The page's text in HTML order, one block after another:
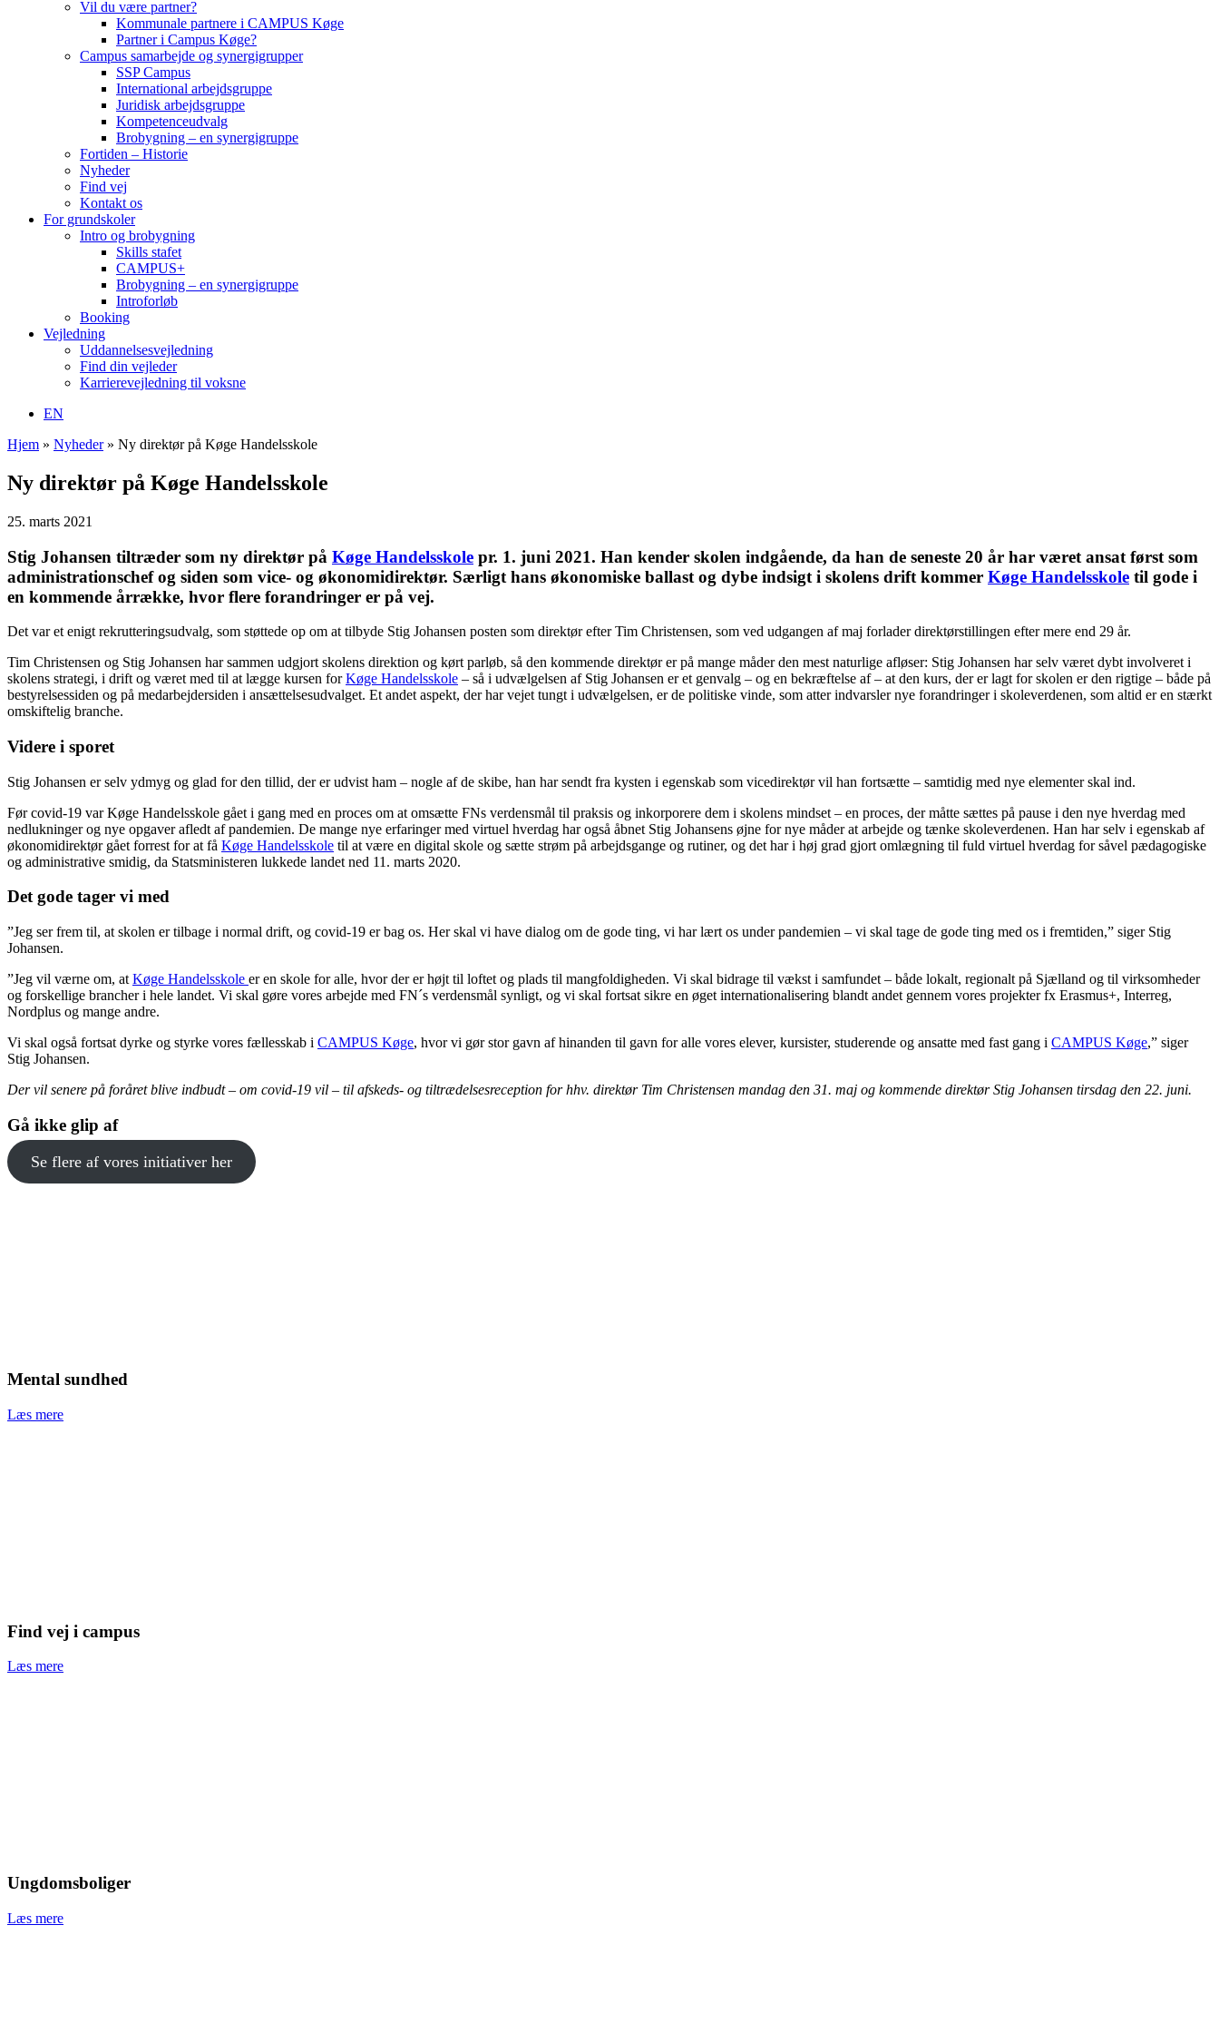
Vil du være partner?
Kommunale partnere i CAMPUS Køge
Partner i Campus Køge?
Campus samarbejde og synergigrupper
SSP Campus
International arbejdsgruppe
Juridisk arbejdsgruppe
Kompetenceudvalg
Brobygning – en synergigruppe
Fortiden – Historie
Nyheder
Find vej
Kontakt os
For grundskoler
Intro og brobygning
Skills stafet
CAMPUS+
Brobygning – en synergigruppe
Introforløb
Booking
Vejledning
Uddannelsesvejledning
Find din vejleder
Karrierevejledning til voksne
EN
Hjem » Nyheder» Ny direktør på Køge Handelsskole
Ny direktør på Køge Handelsskole
25. marts 2021
Stig Johansen tiltræder som ny direktør på Køge Handelsskole pr. 1. juni 2021. Han kender skolen indgående, da han de seneste 20 år har været ansat først som
administrationschef og siden som vice- og økonomidirektør. Særligt hans økonomiske ballast og dybe indsigt i skolens drift kommer Køge Handelsskole til gode i
en kommende årrække, hvor flere forandringer er på vej.
Det var et enigt rekrutteringsudvalg, som støttede op om at tilbyde Stig Johansen posten som direktør efter Tim Christensen, som ved udgangen af maj forlader direktørstillingen efter mere end 29 år.
Tim Christensen og Stig Johansen har sammen udgjort skolens direktion og kørt parløb, så den kommende direktør er på mange måder den mest naturlige afløser: Stig Johansen har selv været dybt involveret i
skolens strategi, i drift og været med til at lægge kursen forKøge Handelsskole – så i udvælgelsen af Stig Johansen er et genvalg – og en bekræftelse af – at den kurs, der er lagt for skolen er den rigtige – både på
bestyrelsessiden og på medarbejdersiden i ansættelsesudvalget. Et andet aspekt, der har vejet tungt i udvælgelsen, er de politiske vinde, som atter indvarsler nye forandringer i skoleverdenen, som altid er en stærkt
omskiftelig branche.
Videre i sporet
Stig Johansen er selv ydmyg og glad for den tillid, der er udvist ham – nogle af de skibe, han har sendt fra kysten i egenskab som vicedirektør vil han fortsætte – samtidig med nye elementer skal ind.
Før covid-19 var Køge Handelsskole gået i gang med en proces om at omsætte FNs verdensmål til praksis og inkorporere dem i skolens mindset – en proces, der måtte sættes på pause i den nye hverdag med
nedlukninger og nye opgaver afledt af pandemien. De mange nye erfaringer med virtuel hverdag har også åbnet Stig Johansens øjne for nye måder at arbejde og tænke skoleverdenen. Han har selv i egenskab af
økonomidirektør gået forrest for at få Køge Handelsskole til at være en digital skole og sætte strøm på arbejdsgange og rutiner, og det har i høj grad gjort omlægning til fuld virtuel hverdag for såvel pædagogiske
og administrative smidig, da Statsministeren lukkede landet ned 11. marts 2020.
Det gode tager vi med
”Jeg ser frem til, at skolen er tilbage i normal drift, og covid-19 er bag os. Her skal vi have dialog om de gode ting, vi har lært os under pandemien – vi skal tage de gode ting med os i fremtiden,” siger Stig
Johansen.
”Jeg vil værne om, at Køge Handelsskole er en skole for alle, hvor der er højt til loftet og plads til mangfoldigheden. Vi skal bidrage til vækst i samfundet – både lokalt, regionalt på Sjælland og til virksomheder
og forskellige brancher i hele landet. Vi skal gøre vores arbejde med FN´s verdensmål synligt, og vi skal fortsat sikre en øget internationalisering blandt andet gennem vores projekter fx Erasmus+, Interreg,
Nordplus og mange andre.
Vi skal også fortsat dyrke og styrke vores fællesskab i CAMPUS Køge, hvor vi gør stor gavn af hinanden til gavn for alle vores elever, kursister, studerende og ansatte med fast gang i CAMPUS Køge,” siger
Stig Johansen.
Der vil senere på foråret blive indbudt – om covid-19 vil – til afskeds- og tiltrædelsesreception for hhv. direktør Tim Christensen mandag den 31. maj og kommende direktør Stig Johansen tirsdag den 22. juni.
Gå ikke glip af
Se flere af vores initiativer her
Mental sundhed
Læs mere
Find vej i campus
Læs mere
Ungdomsboliger
Læs mere